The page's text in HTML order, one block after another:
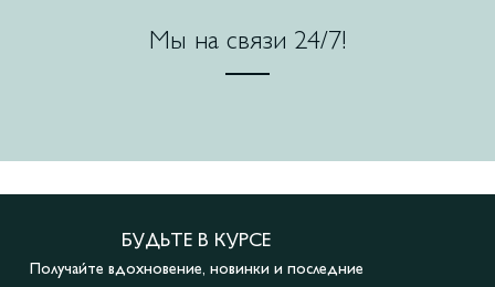
Мы на связи 24/7!
БУДЬТЕ В КУРСЕ
Получайте вдохновение, новинки и последние